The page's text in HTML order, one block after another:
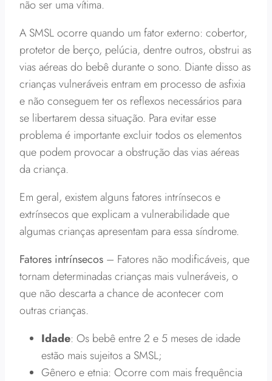
não ser uma vítima.
A SMSL ocorre quando um fator externo: cobertor,
protetor de berço, pelúcia, dentre outros, obstrui as
vias aéreas do bebê durante o sono. Diante disso as
crianças vulneráveis entram em processo de asfixia
e não conseguem ter os reflexos necessários para
se libertarem dessa situação. Para evitar esse
problema é importante excluir todos os elementos
que podem provocar a obstrução das vias aéreas
da criança.
Em geral, existem alguns fatores intrínsecos e
extrínsecos que explicam a vulnerabilidade que
algumas crianças apresentam para essa síndrome.
Fatores intrínsecos – Fatores não modificáveis, que
tornam determinadas crianças mais vulneráveis, o
que não descarta a chance de acontecer com
outras crianças.
Idade: Os bebê entre 2 e 5 meses de idade
estão mais sujeitos a SMSL;
Gênero e etnia: Ocorre com mais frequência